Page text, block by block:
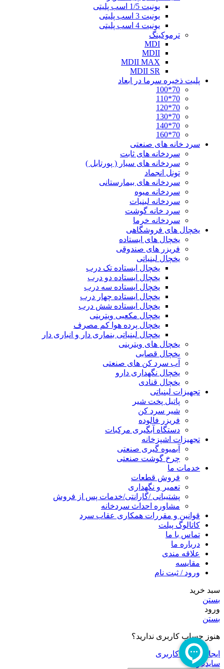
یونیت 1/5 اسب پلیتی
یونیت 3 اسب پلیتی
یونیت 4 اسب پلیتی
ترموکینگ
MDI
MDII
MDII MAX
MDII SR
پلیت ذخیره سرما در ابعاد
70*100
70*110
70*120
70*130
70*140
70*160
سرد خانه های صنعتی
سردخانه های ثابت
سردخانه های سیار ( پورتابل )
تونل انجماد
سردخانه های بیمارستانی
سردخانه میوه
سردخانه لبنیات
سرد خانه گوشت
سردخانه خرما
یخچال های فروشگاهی
یخچال های ایستاده
فریزر های صندوقی
یخچال لبنیاتی
یخچال ایستاده تک درب
یخچال ایستاده دو درب
یخچال ایستاده سه درب
یخچال ایستاده چهار درب
یخچال ایستاده شش درب
یخچال مکعبی ویترینی
یخچال پرده هوا کم مصرف
یخچال لبنیاتی بنماری دار و انباری دار
یخچال های ویترینی
یخچال قصابی
آب سرد کن های صنعتی
یخچال نگهداری دارو
یخچال قنادی
تجهیزات لبنیاتی
پاتیل پخت شیر
شیر سرد کن
فریزر فالوده
دستگاه آبگیری مرکبات
تجهیزات اشپزخانه
آبمیوه گیری صنعتی
چرخ گوشت صنعتی
خدمات ما
فروش قطعات
تعمیر و نگهداری
پشتیبانی /گارانتی/خدمات پس از فروش
مشاوره احداث سردخانه
قوانین و مقررات همکاری عقاب سرد
کاتالوگ پیلت
تماس با ما
درباره ما
علاقه مندی
مقایسه
ورود / ثبت نام
سبد خرید
بستن
ورود
بستن
هنوز حساب کاربری ندارید؟
ایجاد حساب کاربری
سایدبار